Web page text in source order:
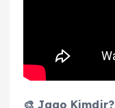
🎨 Jago Kimdir?